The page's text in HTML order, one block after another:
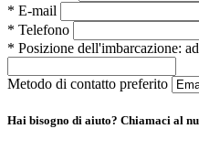
* E-mail
* Telefono
* Posizione dell'imbarcazione:
Metodo di contatto preferito
Hai bisogno di aiuto? Chiamaci al